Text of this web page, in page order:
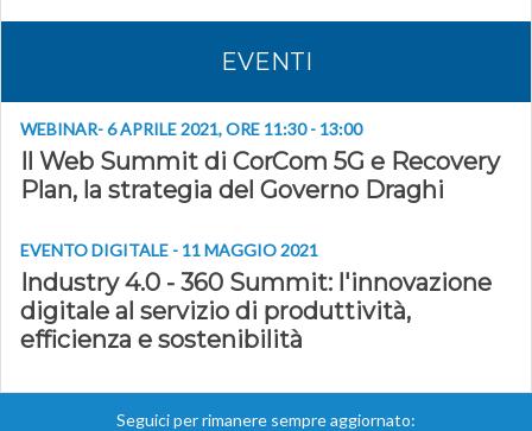
EVENTI
WEBINAR- 6 APRILE 2021, ORE 11:30 - 13:00
Il Web Summit di CorCom 5G e Recovery
Plan, la strategia del Governo Draghi
EVENTO DIGITALE - 11 MAGGIO 2021
Industry 4.0 - 360 Summit: l'innovazione
digitale al servizio di produttività,
efficienza e sostenibilità
Seguici per rimanere sempre aggiornato: